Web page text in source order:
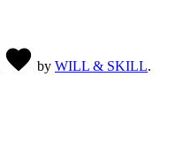
by WILL & SKILL.